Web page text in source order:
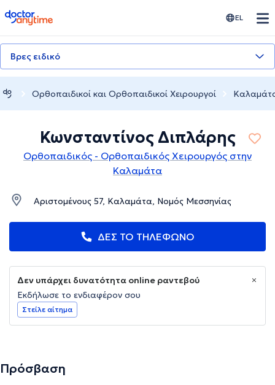
doctoranytime EL
Βρες ειδικό
Ορθοπαιδικοί και Ορθοπαιδικοί Χειρουργοί
Κωνσταντίνος Διπλάρης
Ορθοπαιδικός - Ορθοπαιδικός Χειρουργός στην
Καλαμάτα
Αριστομένους 57, Καλαμάτα, Νομός Μεσσηνίας
ΔΕΣ ΤΟ ΤΗΛΕΦΩΝΟ
Δεν υπάρχει δυνατότητα online ραντεβού
Εκδήλωσε το ενδιαφέρον σου
Στείλε αίτημα
Πρόσβαση